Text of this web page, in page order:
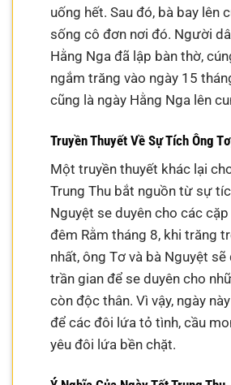
uống hết. Sau đó, bà bay lên
sống cô đơn nơi đó. Người
Hằng Nga đã lập bàn thờ,
ngắm trăng vào ngày 15
cũng là ngày Hằng Nga lên
Truyền Thuyết Về Sự Tích Ông
Một truyền thuyết khác lại
Trung Thu bắt nguồn từ sự
Nguyệt se duyên cho các
đêm Rằm tháng 8, khi trăng
nhất, ông Tơ và bà Nguyệt
trần gian để se duyên cho
còn độc thân. Vì vậy, ngày
để các đôi lứa tỏ tình, cầu
yêu đôi lứa bền chặt.